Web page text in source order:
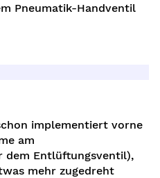
Pneumatik-Handventil
implementiert vorne
am
dem Entlüftungsventil),
mehr zugedreht